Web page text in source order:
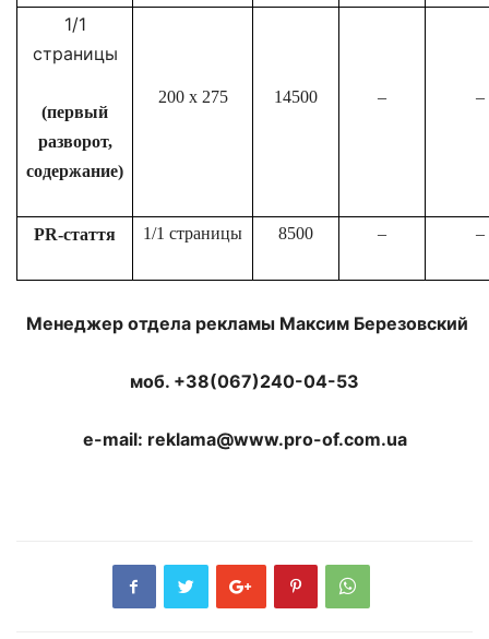
1/1
страницы
(первый
разворот,
содержание)
200 x 275 14500 – –
PR-стаття 1/1 страницы 8500 – –
Менеджер отдела рекламы Максим Березовский
моб. +38(067)240-04-53
e-mail: reklama@www.pro-of.com.ua